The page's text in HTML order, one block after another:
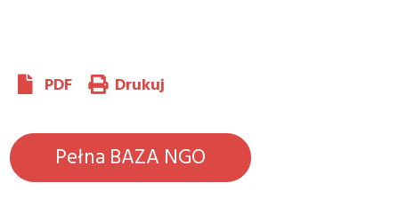
PDF Drukuj
Pełna BAZA NGO